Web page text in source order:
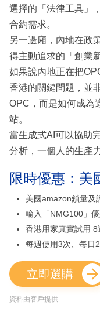
選擇的「法律工具」
合約需求。
另一邊廂，內地在政
得主動追求的「創業
如果說內地正在把
香港的關鍵問題，並
OPC，而是如何成為
站。
當生成式AI可以協助
分析，一個人的生產
限時優惠：美
美國amazon鎖量及
輸入「NMG100」
香港用家真實試用
每週使用3次、每日
立即選購
資料由客戶提供